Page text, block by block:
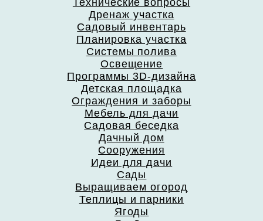
Технические вопросы
Дренаж участка
Садовый инвентарь
Планировка участка
Системы полива
Освещение
Программы 3D-дизайна
Детская площадка
Ограждения и заборы
Мебель для дачи
Садовая беседка
Дачный дом
Сооружения
Идеи для дачи
Сады
Выращиваем огород
Теплицы и парники
Ягоды